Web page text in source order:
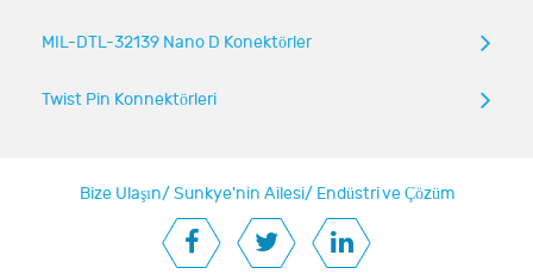
MIL-DTL-32139 Nano D Konektörler
Twist Pin Konnektörleri
Bize Ulaşın/Sunkye'nin Ailesi/ Endüstri ve Çözüm